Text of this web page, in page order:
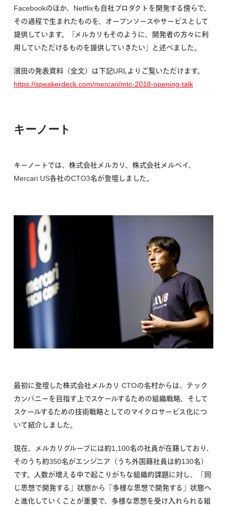
Facebookのほか、Netflixも自社プロダクトを開発する傍らで、
その過程で生まれたものを、オープンソースやサービスとして
提供しています。「メルカリもそのように、開発者の方々に利
用していただけるものを提供していきたい」と述べました。
濱田の発表資料（全文）は下記URLよりご覧いただけます。
https://speakerdeck.com/mercari/mtc-2018-opening-talk
キーノート
キーノートでは、株式会社メルカリ、株式会社メルペイ、
Mercari US各社のCTO3名が登壇しました。
最初に登壇した株式会社メルカリ CTOの名村からは、テック
カンパニーを目指す上でスケールするための組織戦略、そして
スケールするための技術戦略としてのマイクロサービス化につ
いて紹介しました。
現在、メルカリグループには約1,100名の社員が在籍しており、
そのうち約350名がエンジニア（うち外国籍社員は約130名）
です。人数が増える中で起こりがちな組織的課題に対し、「同
じ思想で開発する」状態から「多様な思想で開発する」状態へ
と進化していくことが重要で、多様な思想を受け入れられる組